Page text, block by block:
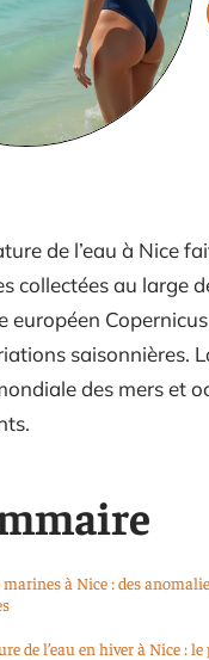
de l’eau à Nice
collectées au large
européen
saisonnières.
des mers et
à Nice : des
de l’eau en hiver à Nice :